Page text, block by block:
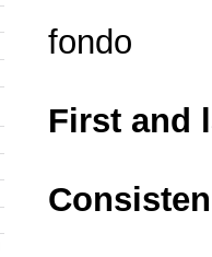
fondo
First and